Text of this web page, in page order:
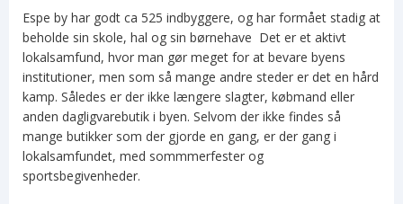
Espe by har godt ca 525 indbyggere, og har formået stadig at
beholde sin skole, hal og sin børnehave Det er et aktivt
lokalsamfund, hvor man gør meget for at bevare byens
institutioner, men som så mange andre steder er det en hård
kamp. Således er der ikke længere slagter, købmand eller
anden dagligvarebutik i byen. Selvom der ikke findes så
mange butikker som der gjorde en gang, er der gang i
lokalsamfundet, med sommmerfester og
sportsbegivenheder.